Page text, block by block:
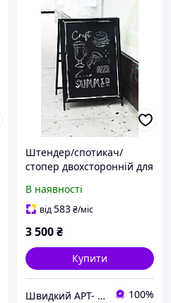
Штендер/спотикач/
стопер двохсторонній для
супермаркетів та для
іншого виду бізнесу
В наявності
від583₴/міс
3 500₴
Купити
Швидкий АРТ- ДРУК 100%